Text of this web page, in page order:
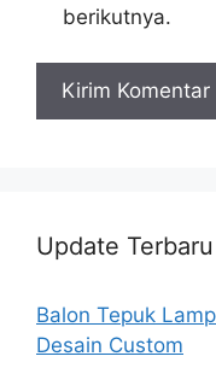
berikutnya.
Update Terbaru
Balon Tepuk
Desain Custom